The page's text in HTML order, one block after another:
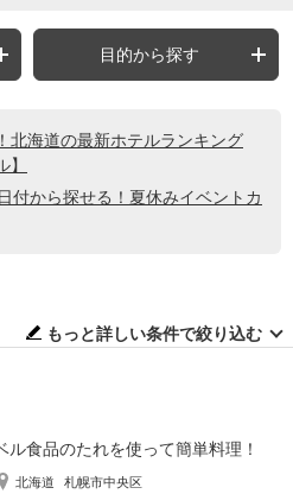
目的から探す
北海道の最新ホテルランキング
】
付から探せる！夏休みイベントカ
もっと詳しい条件で絞り込む
ル食品のたれを使って簡単料理！
北海道
札幌市中央区